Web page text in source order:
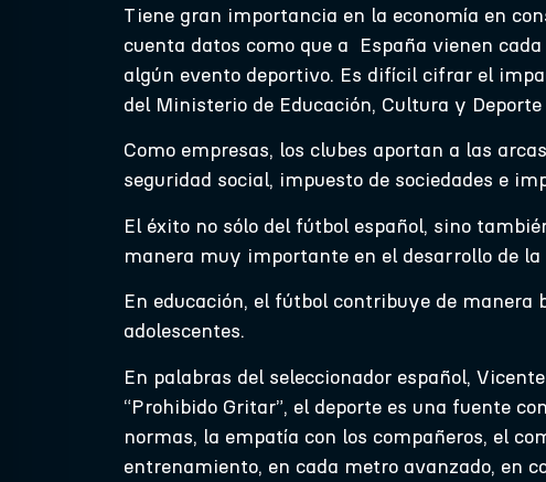
Tiene gran importancia en la economía en
cuenta datos como que a España vienen
algún evento deportivo. Es difícil cifrar el
del Ministerio de Educación, Cultura y
Como empresas, los clubes aportan a las
seguridad social, impuesto de sociedades e
El éxito no sólo del fútbol español, sino
manera muy importante en el desarrollo de la
En educación, el fútbol contribuye de
adolescentes.
En palabras del seleccionador español,
“Prohibido Gritar”, el deporte es una fuente
normas, la empatía con los compañeros, el
entrenamiento, en cada metro avanzado, en